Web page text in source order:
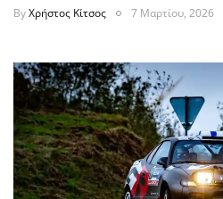
ByΧρήστος Κίτσος 7 Μαρτίου, 2026